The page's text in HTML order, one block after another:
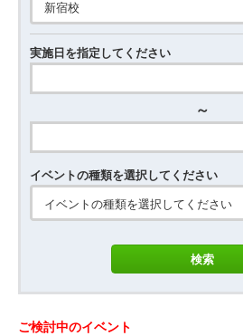
新宿校
実施日を指定してください
～
イベントの種類を選択してください
イベントの種類を選択してください
ご検討中のイベント